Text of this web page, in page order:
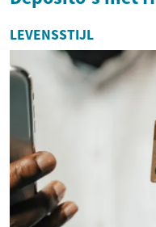
LEVENSSTIJL